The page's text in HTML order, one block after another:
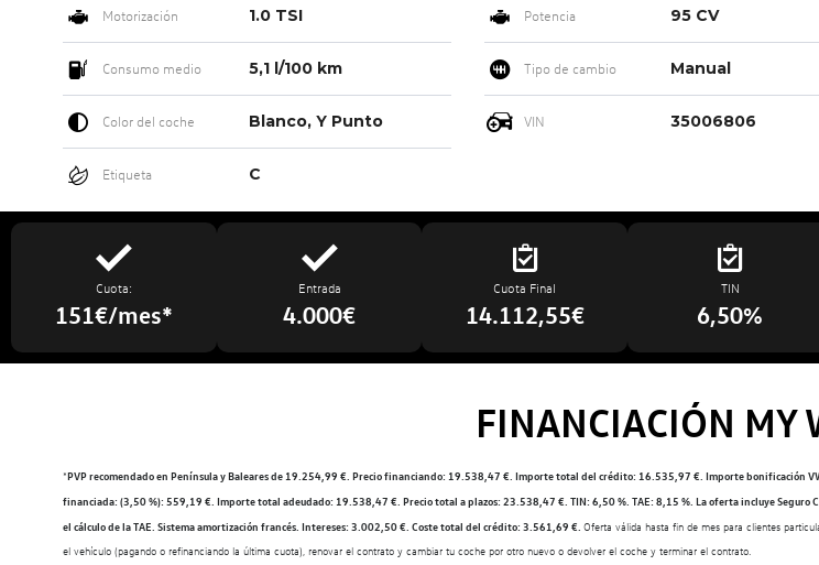
Motorización 1.0 TSI Potencia 95 CV
Consumo medio 5,1 l/100 km Tipo de cambio Manual
Color del coche Blanco, Y Punto VIN 35006806
Etiqueta C
Cuota:
151€/mes*
Entrada
4.000€
Cuota Final
14.112,55€
TIN
6,50%
FINANCIACIÓN MY
*PVP recomendado en Península y Baleares de 19.254,99 €. Precio financiando: 19.538,47 €. Importe total del crédito: 16.535,97 €. Importe bonificación
financiada: (3,50 %): 559,19 €. Importe total adeudado: 19.538,47 €. Precio total a plazos: 23.538,47 €. TIN: 6,50 %. TAE: 8,15 %. La oferta incluye Seguro
el cálculo de la TAE. Sistema amortización francés. Intereses: 3.002,50 €. Coste total del crédito: 3.561,69 €. Oferta válida hasta fin de mes para clientes
el vehículo (pagando o refinanciando la última cuota), renovar el contrato y cambiar tu coche por otro nuevo o devolver el coche y terminar el contrato.